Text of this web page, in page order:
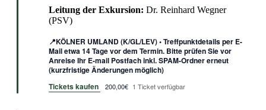
Leitung der Exkursion: Dr. Reinhard Wegner
(PSV)
📍KÖLNER UMLAND (K/GL/LEV) • Treffpunktdetails per E-
Mail etwa 14 Tage vor dem Termin. Bitte prüfen Sie vor
Anreise Ihr E-mail Postfach inkl. SPAM-Ordner erneut
(kurzfristige Änderungen möglich)
Tickets kaufen
200,00€ 1 Ticket verfügbar